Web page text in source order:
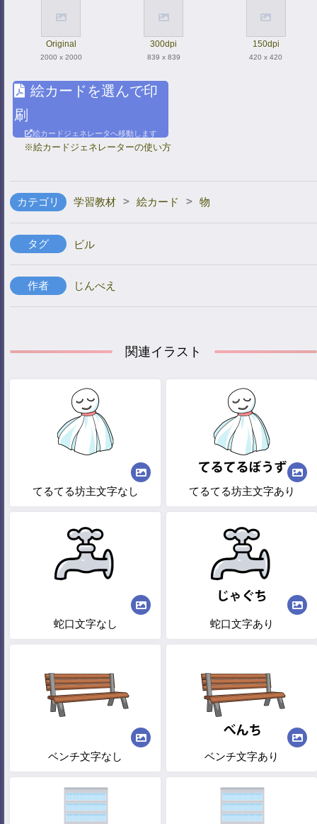
Original
2000 x 2000
300dpi
839 x 839
150dpi
420 x 420
絵カードを選んで印
刷
絵カードジェネレータへ移動します
※絵カードジェネレーターの使い方
カテゴリ 学習教材 > 絵カード > 物
タグ ビル
作者 じんべえ
関連イラスト
てるてる坊主文字なし てるてる坊主文字あり
蛇口文字なし 蛇口文字あり
ベンチ文字なし ベンチ文字あり